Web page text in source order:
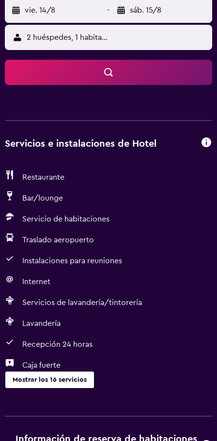
vie. 14/8 - sáb. 15/8
2 huéspedes, 1 habitación
Servicios e instalaciones de Hotel
Restaurante
Bar/lounge
Servicio de habitaciones
Traslado aeropuerto
Instalaciones para reuniones
Internet
Servicios de lavandería/tintorería
Lavandería
Recepción 24 horas
Caja fuerte
Mostrar los 16 servicios
Servicio de habitaciones
Cambio de divisas
Información de reserva de habitaciones